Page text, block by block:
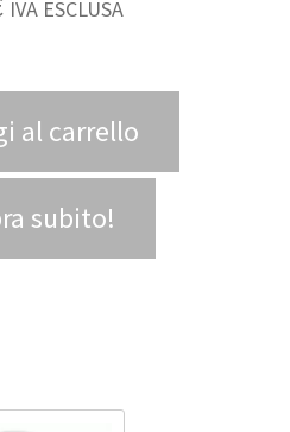
IVA ESCLUSA
al carrello
subito!